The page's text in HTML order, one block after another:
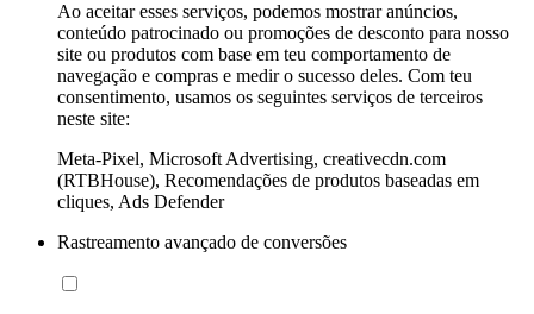
Ao aceitar esses serviços, podemos mostrar anúncios,
conteúdo patrocinado ou promoções de desconto para nosso
site ou produtos com base em teu comportamento de
navegação e compras e medir o sucesso deles. Com teu
consentimento, usamos os seguintes serviços de terceiros
neste site:
Meta-Pixel, Microsoft Advertising, creativecdn.com
(RTBHouse), Recomendações de produtos baseadas em
cliques, Ads Defender
Rastreamento avançado de conversões